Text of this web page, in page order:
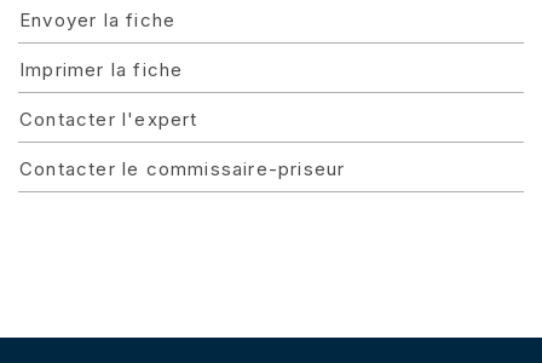
Envoyer la fiche
Imprimer la fiche
Contacter l'expert
Contacter le commissaire-priseur